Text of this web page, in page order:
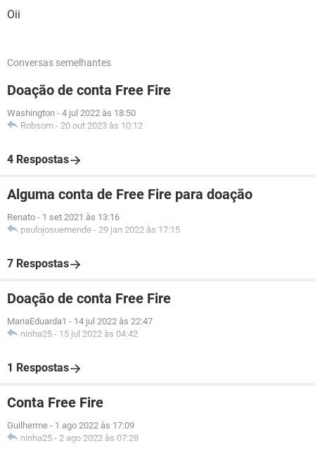
Oii
Conversas semelhantes
Doação de conta Free Fire
Washington - 4 jul 2022 às 18:50
Robsom - 20 out 2023 às 10:12
4 Respostas
Alguma conta de Free Fire para doação
Renato - 1 set 2021 às 13:16
paulojosuemende - 29 jan 2022 às 17:15
7 Respostas
Doação de conta Free Fire
MariaEduarda1 - 14 jul 2022 às 22:47
ninha25 - 15 jul 2022 às 04:42
1 Respostas
Conta Free Fire
Guilherme - 1 ago 2022 às 17:09
ninha25 - 2 ago 2022 às 07:28